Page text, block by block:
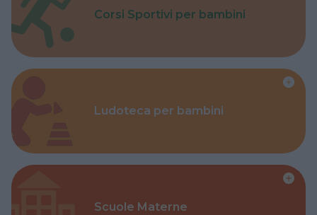
Corsi Sportivi per bambini
Ludoteca per bambini
Scuole Materne